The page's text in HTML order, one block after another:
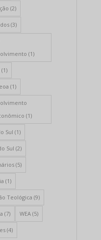
(2)
(3)
(1)
(1)
(1)
(1)
Sul (1)
Sul (2)
(5)
(1)
Teológica (9)
(7) WEA (5)
(4)